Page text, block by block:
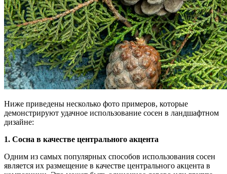
Ниже приведены несколько фото примеров, которые
демонстрируют удачное использование сосен в ландшафтном
дизайне:
1. Сосна в качестве центрального акцента
Одним из самых популярных способов использования сосен
является их размещение в качестве центрального акцента в